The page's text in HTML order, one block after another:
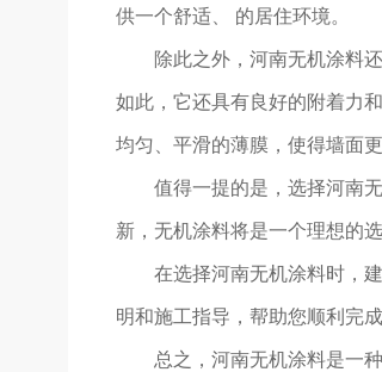
供一个舒适、 的居住环境。
除此之外，河南无机涂料
如此，它还具有良好的附着力
均匀、平滑的薄膜，使得墙面
值得一提的是，选择河南
新，无机涂料将是一个理想的
在选择河南无机涂料时，
明和施工指导，帮助您顺利完成
总之，河南无机涂料是一